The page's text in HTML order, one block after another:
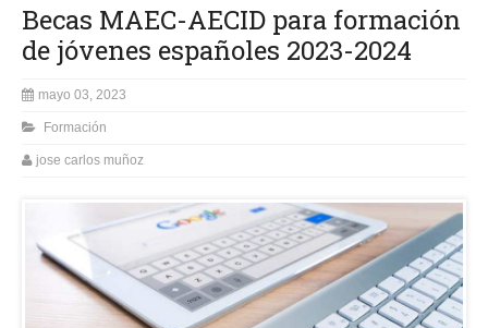
Becas MAEC-AECID para formación
de jóvenes españoles 2023-2024
mayo 03, 2023
Formación
jose carlos muñoz